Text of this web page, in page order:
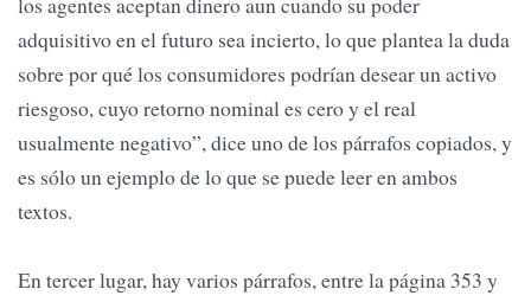
adquisitivo en el futuro sea incierto, lo que plantea la duda
sobre por qué los consumidores podrían desear un activo
riesgoso, cuyo retorno nominal es cero y el real
usualmente negativo”, dice uno de los párrafos copiados, y
es sólo un ejemplo de lo que se puede leer en ambos
textos.
En tercer lugar, hay varios párrafos, entre la página 353 y